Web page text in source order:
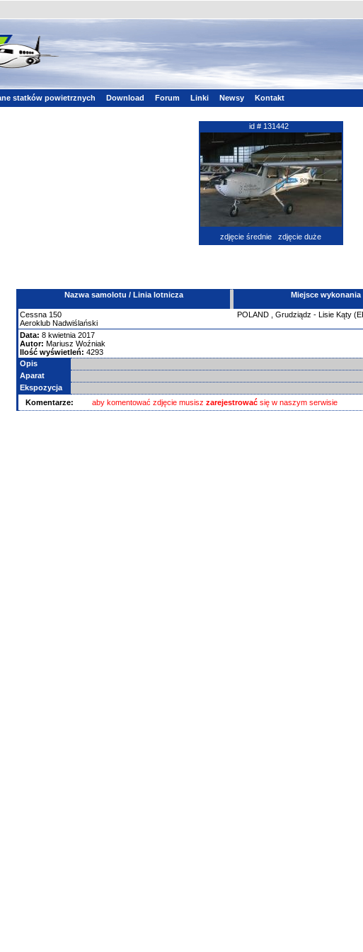
statków powietrznych Download Forum Linki Newsy Kontakt
id # 131442
zdjęcie średnie zdjęcie duże
Nazwa samolotu / Linia lotnicza Miejsce wykonania
Cessna 150
Aeroklub Nadwiślański
POLAND, Grudziądz - Lisie Kąty
Data: 8 kwietnia 2017
Autor: Mariusz Woźniak
Ilość wyświetleń: 4293
Opis
Aparat
Ekspozycja
Komentarze:
aby komentować zdjęcie musisz zarejestrowaćsię w naszym serwisie